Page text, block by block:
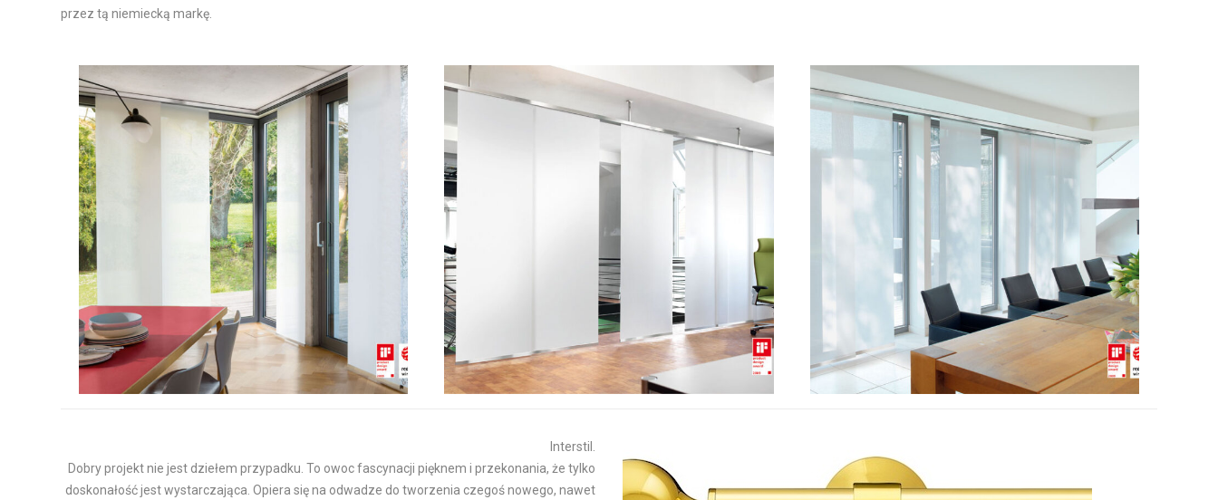
przez tą niemiecką markę.
Interstil.
Dobry projekt nie jest dziełem przypadku. To owoc fascynacji pięknem i przekonania, że tylko
doskonałość jest wystarczająca. Opiera się na odwadze do tworzenia czegoś nowego, nawet